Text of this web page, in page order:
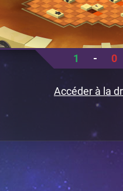
1 - 0
Accéder à la